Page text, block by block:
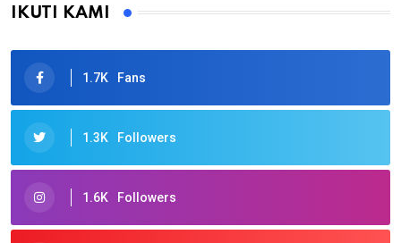
IKUTI KAMI
1.7K Fans
1.3K Followers
1.6K Followers